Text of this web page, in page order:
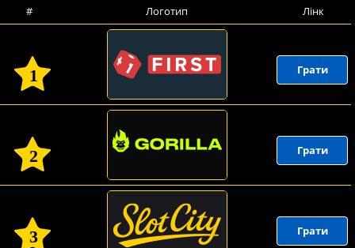
# Логотип Лінк
1 Грати
2 Грати
3 Грати